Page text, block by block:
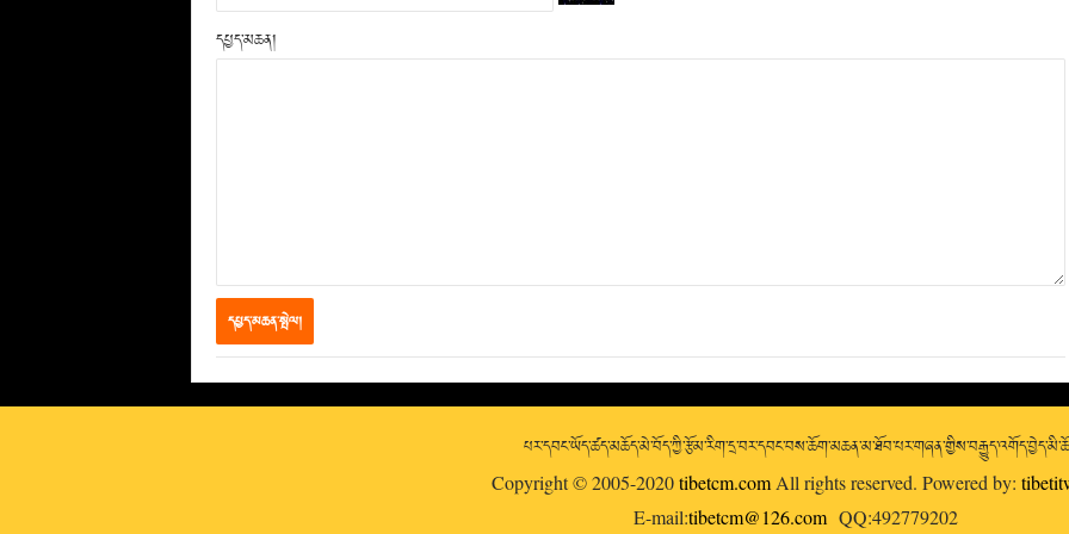
དཔྱད་མཆན།
Copyright © 2005-2020tibetcm.comAll rights reserved. Powered by:
E-mail:tibetcm@126.com QQ:492779202